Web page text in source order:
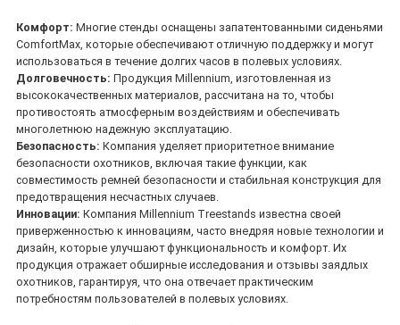
Комфорт: Многие стенды оснащены запатентованными сиденьями
ComfortMax, которые обеспечивают отличную поддержку и могут
использоваться в течение долгих часов в полевых условиях.
Долговечность: Продукция Millennium, изготовленная из
высококачественных материалов, рассчитана на то, чтобы
противостоять атмосферным воздействиям и обеспечивать
многолетнюю надежную эксплуатацию.
Безопасность: Компания уделяет приоритетное внимание
безопасности охотников, включая такие функции, как
совместимость ремней безопасности и стабильная конструкция для
предотвращения несчастных случаев.
Инновации: Компания Millennium Treestands известна своей
приверженностью к инновациям, часто внедряя новые технологии и
дизайн, которые улучшают функциональность и комфорт. Их
продукция отражает обширные исследования и отзывы заядлых
охотников, гарантируя, что она отвечает практическим
потребностям пользователей в полевых условиях.